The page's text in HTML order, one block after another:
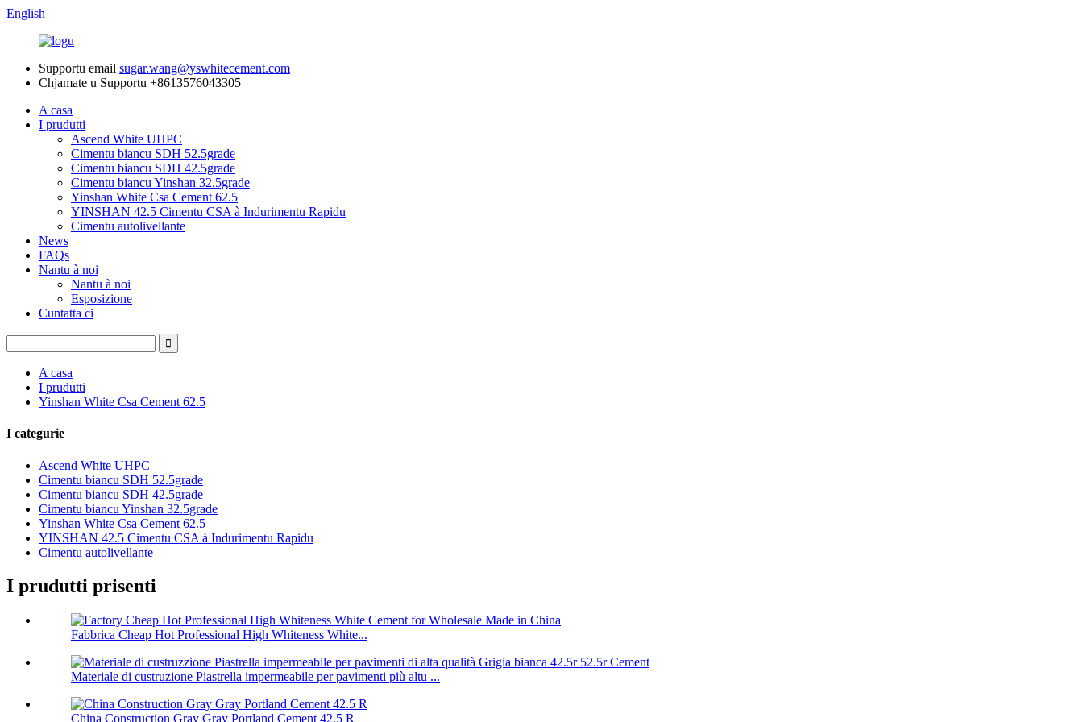
English
Supportu email sugar.wang@yswhitecement.com
Chjamate u Supportu +8613576043305
A casa
I prudutti
Ascend White UHPC
Cimentu biancu SDH 52.5grade
Cimentu biancu SDH 42.5grade
Cimentu biancu Yinshan 32.5grade
Yinshan White Csa Cement 62.5
YINSHAN 42.5 Cimentu CSA à Indurimentu Rapidu
Cimentu autolivellante
News
FAQs
Nantu à noi
Nantu à noi
Esposizione
Cuntatta ci
A casa
I prudutti
Yinshan White Csa Cement 62.5
I categurie
Ascend White UHPC
Cimentu biancu SDH 52.5grade
Cimentu biancu SDH 42.5grade
Cimentu biancu Yinshan 32.5grade
Yinshan White Csa Cement 62.5
YINSHAN 42.5 Cimentu CSA à Indurimentu Rapidu
Cimentu autolivellante
I prudutti prisenti
Fabbrica Cheap Hot Professional High Whiteness White...
Materiale di custruzione Piastrella impermeabile per pavimenti più altu ...
China Construction Gray Gray Portland Cement 42.5 R